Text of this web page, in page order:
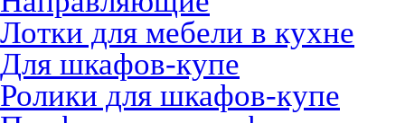
Лотки для мебели в кухне
Для шкафов-купе
Ролики для шкафов-купе